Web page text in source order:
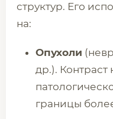
структур. Его
на:
Опухоли
др.). Контраст
границы